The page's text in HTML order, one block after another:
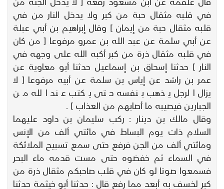
في قلبه مثقال حبة من كبر ولا يدخل النار من في
قلبه مثقال حبة من إيمان ] وقال إبراهيم بن أبي عبلة
عن أبي سلمة عن عبد الله بن عمرو مرفوعا [ من كان
في قلبه مثقال ذرة من كبر أكبه الله على وجهه في
النار ] حدثنا إسحاق بن إسماعيل حدثنا أبو معاوية عن
عمر بن راشد عن إياس بن سلمة عن أبيه مرفوعا [ لا
يزال الرجل يذهب بنفسه حتى يكتب عند الله من
الجبارين فيصيبه ما أصابهم من العذاب ] .
وقال مالك بن دينار : ركب سليمان بن داود عليهما
السلام ذات يوم البساط في مائتي ألف من الإنس
ومائتي ألف من الجن فرفع حتى سمع تسبيح الملائكة
في السماء ثم خفضوه حتى مست قدمه ماء البحر
فسمعوا صوتا لو كان في قلب صاحبكم مثقال ذرة من
كبر لخسف به أبعد مما رفع قال : حدثنا أبو خيثمة حدثنا